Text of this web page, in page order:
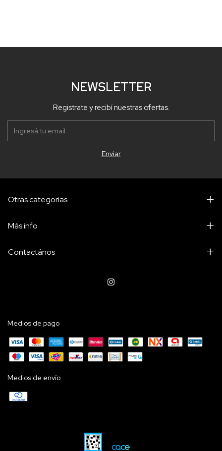
NEWSLETTER
Registrate y recibí nuestras ofertas.
Otras categorías
Más info
Contactános
Medios de pago
Medios de envío